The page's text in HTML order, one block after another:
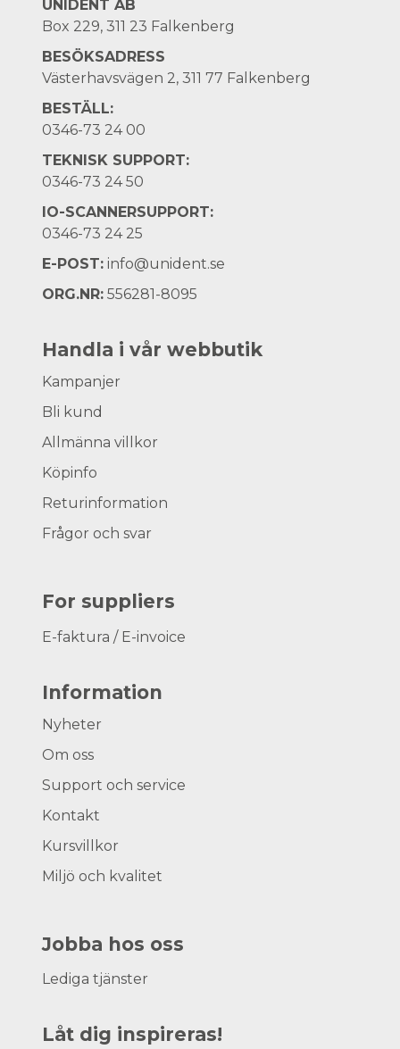
UNIDENT AB
Box 229, 311 23 Falkenberg
BESÖKSADRESS
Västerhavsvägen 2, 311 77 Falkenberg
BESTÄLL:
0346-73 24 00
TEKNISK SUPPORT:
0346-73 24 50
IO-SCANNERSUPPORT:
0346-73 24 25
E-POST: info@unident.se
ORG.NR: 556281-8095
Handla i vår webbutik
Kampanjer
Bli kund
Allmänna villkor
Köpinfo
Returinformation
Frågor och svar
For suppliers
E-faktura / E-invoice
Information
Nyheter
Om oss
Support och service
Kontakt
Kursvillkor
Miljö och kvalitet
Jobba hos oss
Lediga tjänster
Låt dig inspireras!